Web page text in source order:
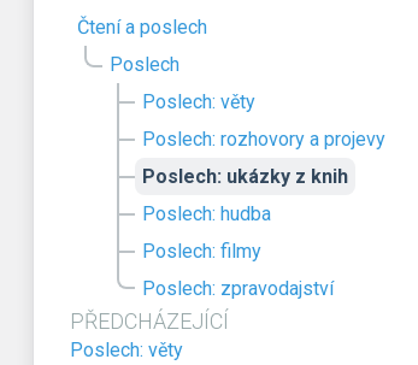
Čtení a poslech
Poslech
Poslech: věty
Poslech: rozhovory a projevy
Poslech: ukázky z knih
Poslech: hudba
Poslech: filmy
Poslech: zpravodajství
PŘEDCHÁZEJÍCÍ
Poslech: věty